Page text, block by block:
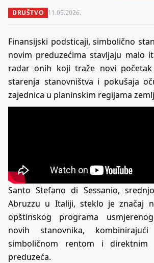
DRUŠTVO 11.05.2026.
Finansijski podsticaji, simbolično
novim preduzećima stavljaju malo
radar onih koji traže novi
starenja stanovništva i pokušaja
zajednica u planinskim regijama
Santo Stefano di Sessanio,
Abruzzu u Italiji, steklo je značaj
opštinskog programa
novih stanovnika,
simboličnom rentom i direktnim
preduzeća.